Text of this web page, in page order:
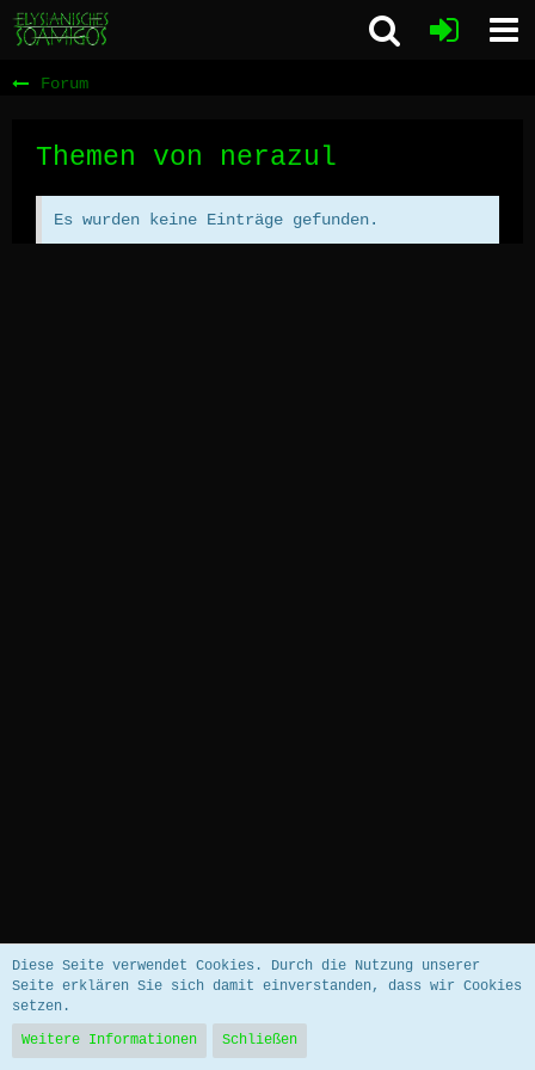
Forum
Themen von nerazul
Es wurden keine Einträge gefunden.
Community-Software:WoltLab Suite™ 5.5.26
Diese Seite verwendet Cookies. Durch die Nutzung unserer
Seite erklären Sie sich damit einverstanden, dass wir Cookies
setzen.
Weitere Informationen
Schließen